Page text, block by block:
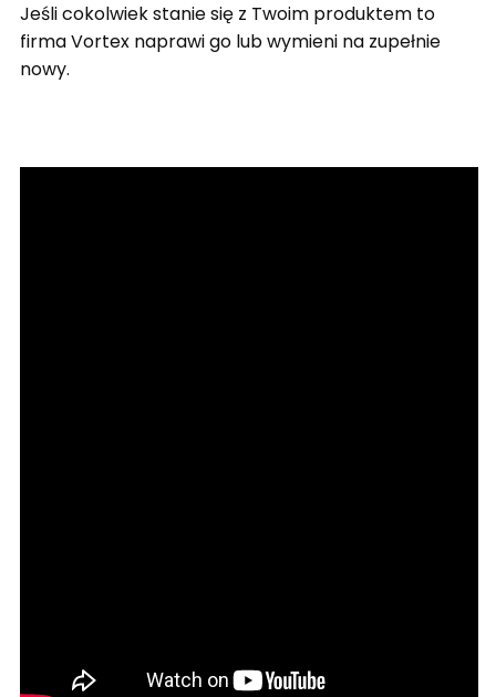
Jeśli cokolwiek stanie się z Twoim produktem to
firma Vortex naprawi go lub wymieni na zupełnie
nowy.